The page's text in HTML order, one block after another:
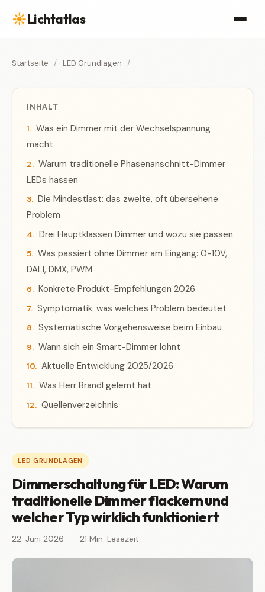
☀Lichtatlas
Startseite / LED Grundlagen /
INHALT
Was ein Dimmer mit der Wechselspannung
macht
Warum traditionelle Phasenanschnitt-Dimmer
LEDs hassen
Die Mindestlast: das zweite, oft übersehene
Problem
Drei Hauptklassen Dimmer und wozu sie passen
Was passiert ohne Dimmer am Eingang: 0-10V,
DALI, DMX, PWM
Konkrete Produkt-Empfehlungen 2026
Symptomatik: was welches Problem bedeutet
Systematische Vorgehensweise beim Einbau
Wann sich ein Smart-Dimmer lohnt
Aktuelle Entwicklung 2025/2026
Was Herr Brandl gelernt hat
Quellenverzeichnis
LED GRUNDLAGEN
Dimmerschaltung für LED: Warum
traditionelle Dimmer flackern und
welcher Typ wirklich funktioniert
22. Juni 2026 · 21 Min. Lesezeit